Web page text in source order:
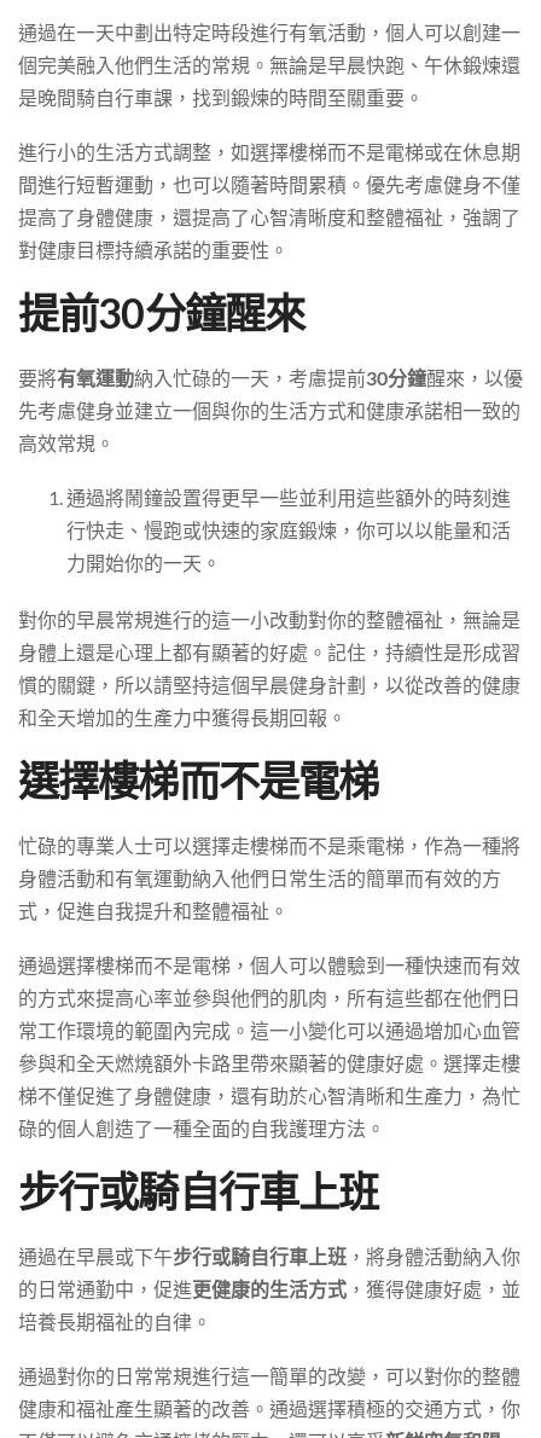
通過在一天中劃出特定時段進行有氧活動，個人可以創建一
個完美融入他們生活的常規。無論是早晨快跑、午休鍛煉還
是晚間騎自行車課，找到鍛煉的時間至關重要。
進行小的生活方式調整，如選擇樓梯而不是電梯或在休息期
間進行短暫運動，也可以隨著時間累積。優先考慮健身不僅
提高了身體健康，還提高了心智清晰度和整體福祉，強調了
對健康目標持續承諾的重要性。
提前30分鐘醒來
要將有氧運動納入忙碌的一天，考慮提前30分鐘醒來，以優
先考慮健身並建立一個與你的生活方式和健康承諾相一致的
高效常規。
通過將鬧鐘設置得更早一些並利用這些額外的時刻進
行快走、慢跑或快速的家庭鍛煉，你可以以能量和活
力開始你的一天。
對你的早晨常規進行的這一小改動對你的整體福祉，無論是
身體上還是心理上都有顯著的好處。記住，持續性是形成習
慣的關鍵，所以請堅持這個早晨健身計劃，以從改善的健康
和全天增加的生產力中獲得長期回報。
選擇樓梯而不是電梯
忙碌的專業人士可以選擇走樓梯而不是乘電梯，作為一種將
身體活動和有氧運動納入他們日常生活的簡單而有效的方
式，促進自我提升和整體福祉。
通過選擇樓梯而不是電梯，個人可以體驗到一種快速而有效
的方式來提高心率並參與他們的肌肉，所有這些都在他們日
常工作環境的範圍內完成。這一小變化可以通過增加心血管
參與和全天燃燒額外卡路里帶來顯著的健康好處。選擇走樓
梯不僅促進了身體健康，還有助於心智清晰和生產力，為忙
碌的個人創造了一種全面的自我護理方法。
步行或騎自行車上班
通過在早晨或下午步行或騎自行車上班 ，將身體活動納入你
的日常通勤中，促進更健康的生活方式 ，獲得健康好處，並
培養長期福祉的自律。
通過對你的日常常規進行這一簡單的改變，可以對你的整體
健康和福祉產生顯著的改善。通過選擇積極的交通方式，你